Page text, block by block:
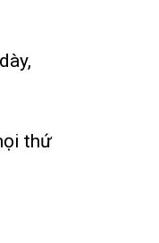
thứ